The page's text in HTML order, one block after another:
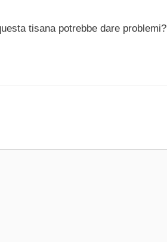
tisana potrebbe dare problemi?